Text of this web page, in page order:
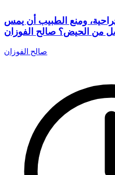
ومنع الطبيب أن يمس
من الحيض؟ صالح الفوزان
صالح الفوزان